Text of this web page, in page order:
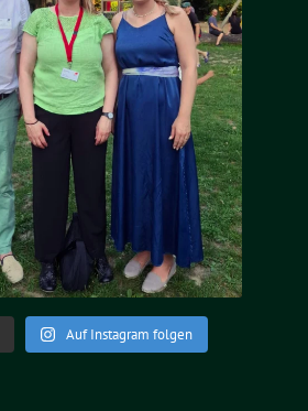
Auf Instagram folgen